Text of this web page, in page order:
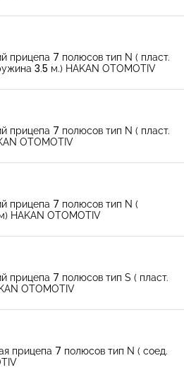
прицепа 7 полюсов тип N ( пласт.
3.5 м.) HAKAN OTOMOTIV
прицепа 7 полюсов тип N ( пласт.
OTOMOTIV
прицепа 7 полюсов тип N (
HAKAN OTOMOTIV
прицепа 7 полюсов тип S ( пласт.
OTOMOTIV
прицепа 7 полюсов тип N ( соед.